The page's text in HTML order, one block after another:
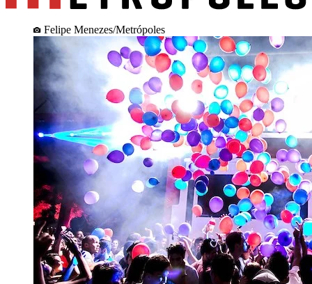
Felipe Menezes/Metrópoles